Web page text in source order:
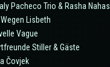
Pacheco Trio & Rasha Nahas
Lisbeth
Vague
Stiller & Gäste
Čovjek